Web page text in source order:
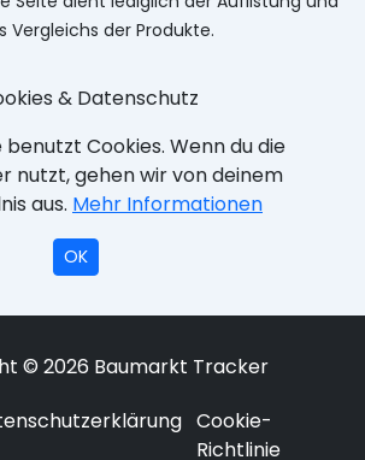
Vergleichs der Produkte.
& Datenschutz
benutzt Cookies. Wenn du die
nutzt, gehen wir von deinem
aus. Mehr Informationen
OK
© 2026 Baumarkt Tracker
Cookie-
Richtlinie